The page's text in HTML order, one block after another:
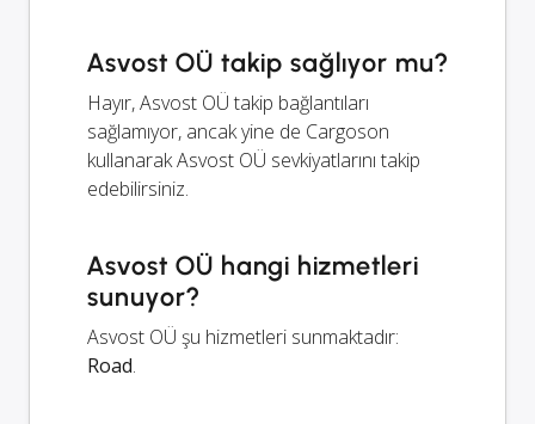
Asvost OÜ takip sağlıyor mu?
Hayır, Asvost OÜ takip bağlantıları
sağlamıyor, ancak yine de Cargoson
kullanarak Asvost OÜ sevkiyatlarını takip
edebilirsiniz.
Asvost OÜ hangi hizmetleri
sunuyor?
Asvost OÜ şu hizmetleri sunmaktadır:
Road.